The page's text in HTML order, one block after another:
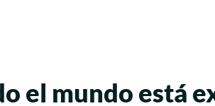
el mundo está